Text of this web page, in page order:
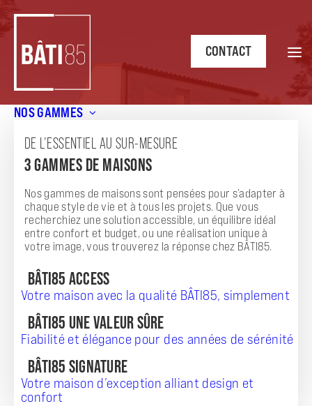
NOS GAMMES
DE L’ESSENTIEL AU SUR-MESURE
3 GAMMES DE MAISONS
Nos gammes de maisons sont pensées pour s’adapter à
chaque style de vie et à tous les projets. Que vous
recherchiez une solution accessible, un équilibre idéal
entre confort et budget, ou une réalisation unique à
votre image, vous trouverez la réponse chez BÂTI85.
BÂTI85 ACCESS
Votre maison avec la qualité BÂTI85, simplement
BÂTI85 UNE VALEUR SÛRE
Fiabilité et élégance pour des années de sérénité
BÂTI85 SIGNATURE
Votre maison d’exception alliant design et
confort
CONTACT
Saint Gilles Croix de Vie
ANNONCE
PROJET DE CONSTRUCTION MODERNE À
SAINT GILLES CROIX DE VIE
TERRAIN + MAISON